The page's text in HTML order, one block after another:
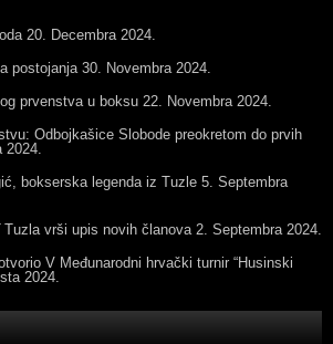
20. Decembra 2024.
postojanja 30. Novembra 2024.
prvenstva u boksu 22. Novembra 2024.
Odbojkašice Slobode preokretom do prvih
2024.
bokserska legenda iz Tuzle 5. Septembra
Tuzla vrši upis novih članova 2. Septembra 2024.
V Međunarodni hrvački turnir “Husinski
2024.